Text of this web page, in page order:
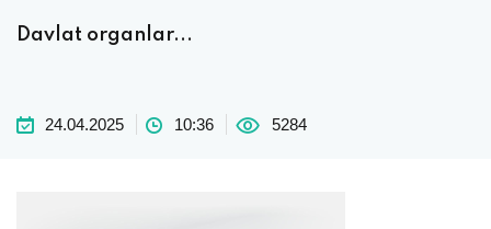
Davlat organlar...
24.04.2025 10:36 5284